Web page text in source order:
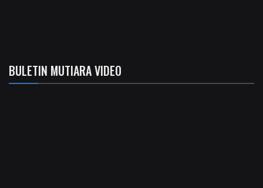
BULETIN MUTIARA VIDEO